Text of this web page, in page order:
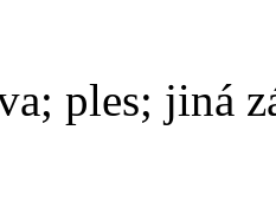
ples; jiná